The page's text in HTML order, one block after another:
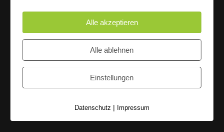
9. Oktober 2017
FLAMINGOCAT Premium Collection [Susann
Alle akzeptieren
Alle ablehnen
Einstellungen
Datenschutz | Impressum